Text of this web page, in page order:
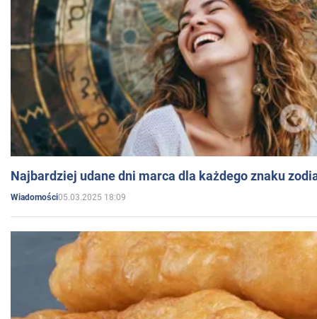
Najbardziej udane dni marca dla każdego znaku
Wiadomości05.03.2025 18:09